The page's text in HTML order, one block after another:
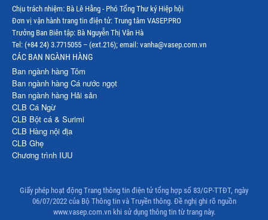
Chịu trách nhiệm: Bà Lê Hằng - Phó Tổng Thư ký Hiệp hội
Đơn vị vận hành trang tin điện tử: Trung tâm VASEP.PRO
Trưởng Ban Biên tập: Bà Nguyễn Thị Vân Hà
Tel: (+84 24) 3.7715055 – (ext.216); email: vanha@vasep.com.vn
CÁC BAN NGÀNH HÀNG
Ban ngành hàng Tôm
Ban ngành hàng Cá nước ngọt
Ban ngành hàng Hải sản
CLB Cá Ngừ
CLB Bột cá & Surimi
CLB Hàng nội địa
CLB Ghẹ
Chương trình IUU
Giấy phép hoạt động Trang thông tin điện tử tổng hợp số 83/GP-TTĐT, ngày
06/07/2022 của Bộ Thông tin và Truyền thông. Đề nghị ghi rõ nguồn
www.vasep.com.vn khi sử dụng thông tin từ trang này.